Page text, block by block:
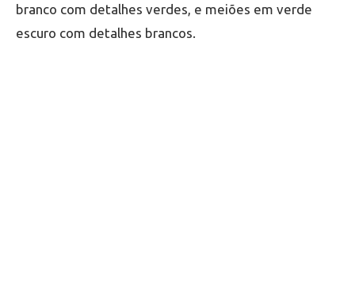
branco com detalhes verdes, e meiões em verde
escuro com detalhes brancos.